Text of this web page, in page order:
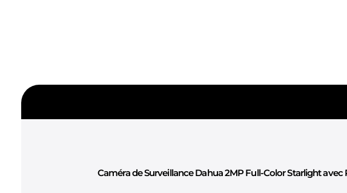
Caméra de Surveillance Dahua 2MP Full-Color Starlight